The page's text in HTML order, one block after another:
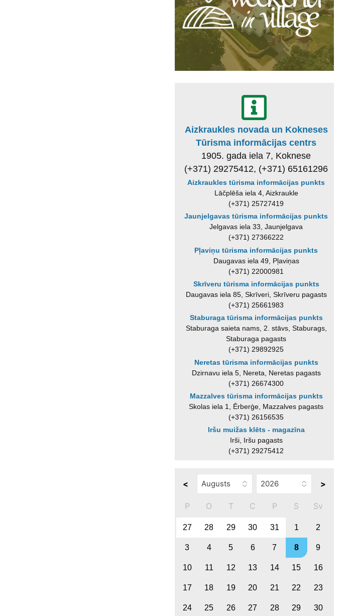
Aizkraukles novada un Kokneses
Tūrisma informācijas centrs
1905. gada iela 7, Koknese
(+371) 29275412, (+371) 65161296
Aizkraukles tūrisma informācijas punkts
Lāčplēša iela 4, Aizkraukle
(+371) 25727419
Jaunjelgavas tūrisma informācijas punkts
Jelgavas iela 33, Jaunjelgava
(+371) 27366222
Pļaviņu tūrisma informācijas punkts
Daugavas iela 49, Pļaviņas
(+371) 22000981
Skrīveru tūrisma informācijas punkts
Daugavas iela 85, Skrīveri, Skrīveru pagasts
(+371) 25661983
Staburaga tūrisma informācijas punkts
Staburaga saieta nams, 2. stāvs, Staburags,
Staburaga pagasts
(+371) 29892925
Neretas tūrisma informācijas punkts
Dzirnavu iela 5, Nereta, Neretas pagasts
(+371) 26674300
Mazzalves tūrisma informācijas punkts
Skolas iela 1, Ērberģe, Mazzalves pagasts
(+371) 26156535
Iršu muižas klēts - magazīna
Irši, Iršu pagasts
(+371) 29275412
< >
P O T C P S Sv
27 28 29 30 31 1 2
3 4 5 6 7 8 9
10 11 12 13 14 15 16
17 18 19 20 21 22 23
24 25 26 27 28 29 30